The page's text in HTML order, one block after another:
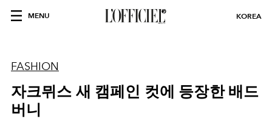
MENU KOREA
FASHION
자크뮈스 새 캠페인 컷에 등장한 배드
버니